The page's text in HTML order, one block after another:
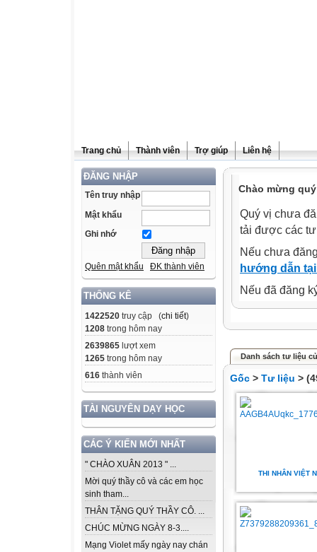
Trang chủ Thành viên Trợ giúp Liên hệ
ĐĂNG NHẬP
Tên truy nhập
Mật khẩu
Ghi nhớ
Quên mật khẩu ĐK thành viên
THỐNG KÊ
1422520 truy cập (chi tiết)
1208 trong hôm nay
2639865 lượt xem
1265 trong hôm nay
616 thành viên
TÀI NGUYÊN DẠY HỌC
CÁC Ý KIẾN MỚI NHẤT
" CHÀO XUÂN 2013 " ...
Mời quý thầy cô và các em học
sinh tham...
THÂN TẶNG QUÝ THẦY CÔ. ...
CHÚC MỪNG NGÀY 8-3....
Mạng Violet mấy ngày nay chán
Chào mừng
Quý vị chưa
tải được các
Nếu chưa
hướng dẫn
Nếu đã đăng
Danh sách tư liệu
Gốc > Tư liệu >
THI NHÂN VIỆT